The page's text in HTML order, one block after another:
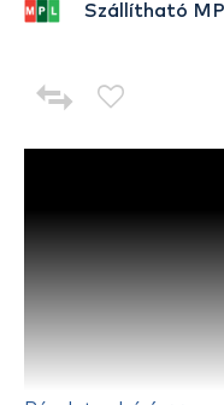
Szállítható